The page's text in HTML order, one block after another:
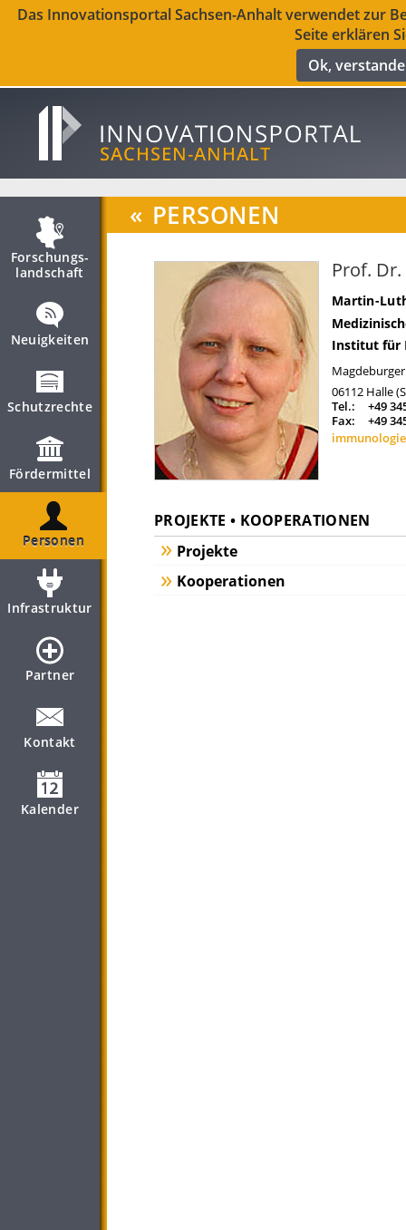
Das Innovationsportal Sachsen-Anhalt verwendet zur
Seite erklären
Ok,
Forschungs­
landschaft
Neuigkeiten
Schutzrechte
Fördermittel
Personen
Infrastruktur
Partner
Kontakt
Kalender
« PERSONEN
Prof.
Martin-
Institut für
06112 Halle
Tel.:
+49
Fax:
+49
PROJEKTE • KOOPERATIONEN
Projekte
Kooperationen